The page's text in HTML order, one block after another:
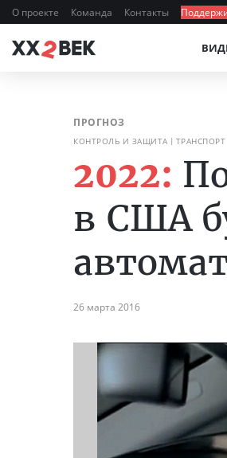
О проекте Команда Контакты
ПРОГНОЗ
КОНТРОЛЬ И ЗАЩИТА ТРАНСПОРТ
2022:
в США
26 марта 2016